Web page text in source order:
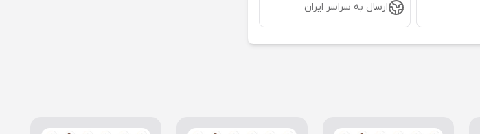
ارسال به سراسر ایران